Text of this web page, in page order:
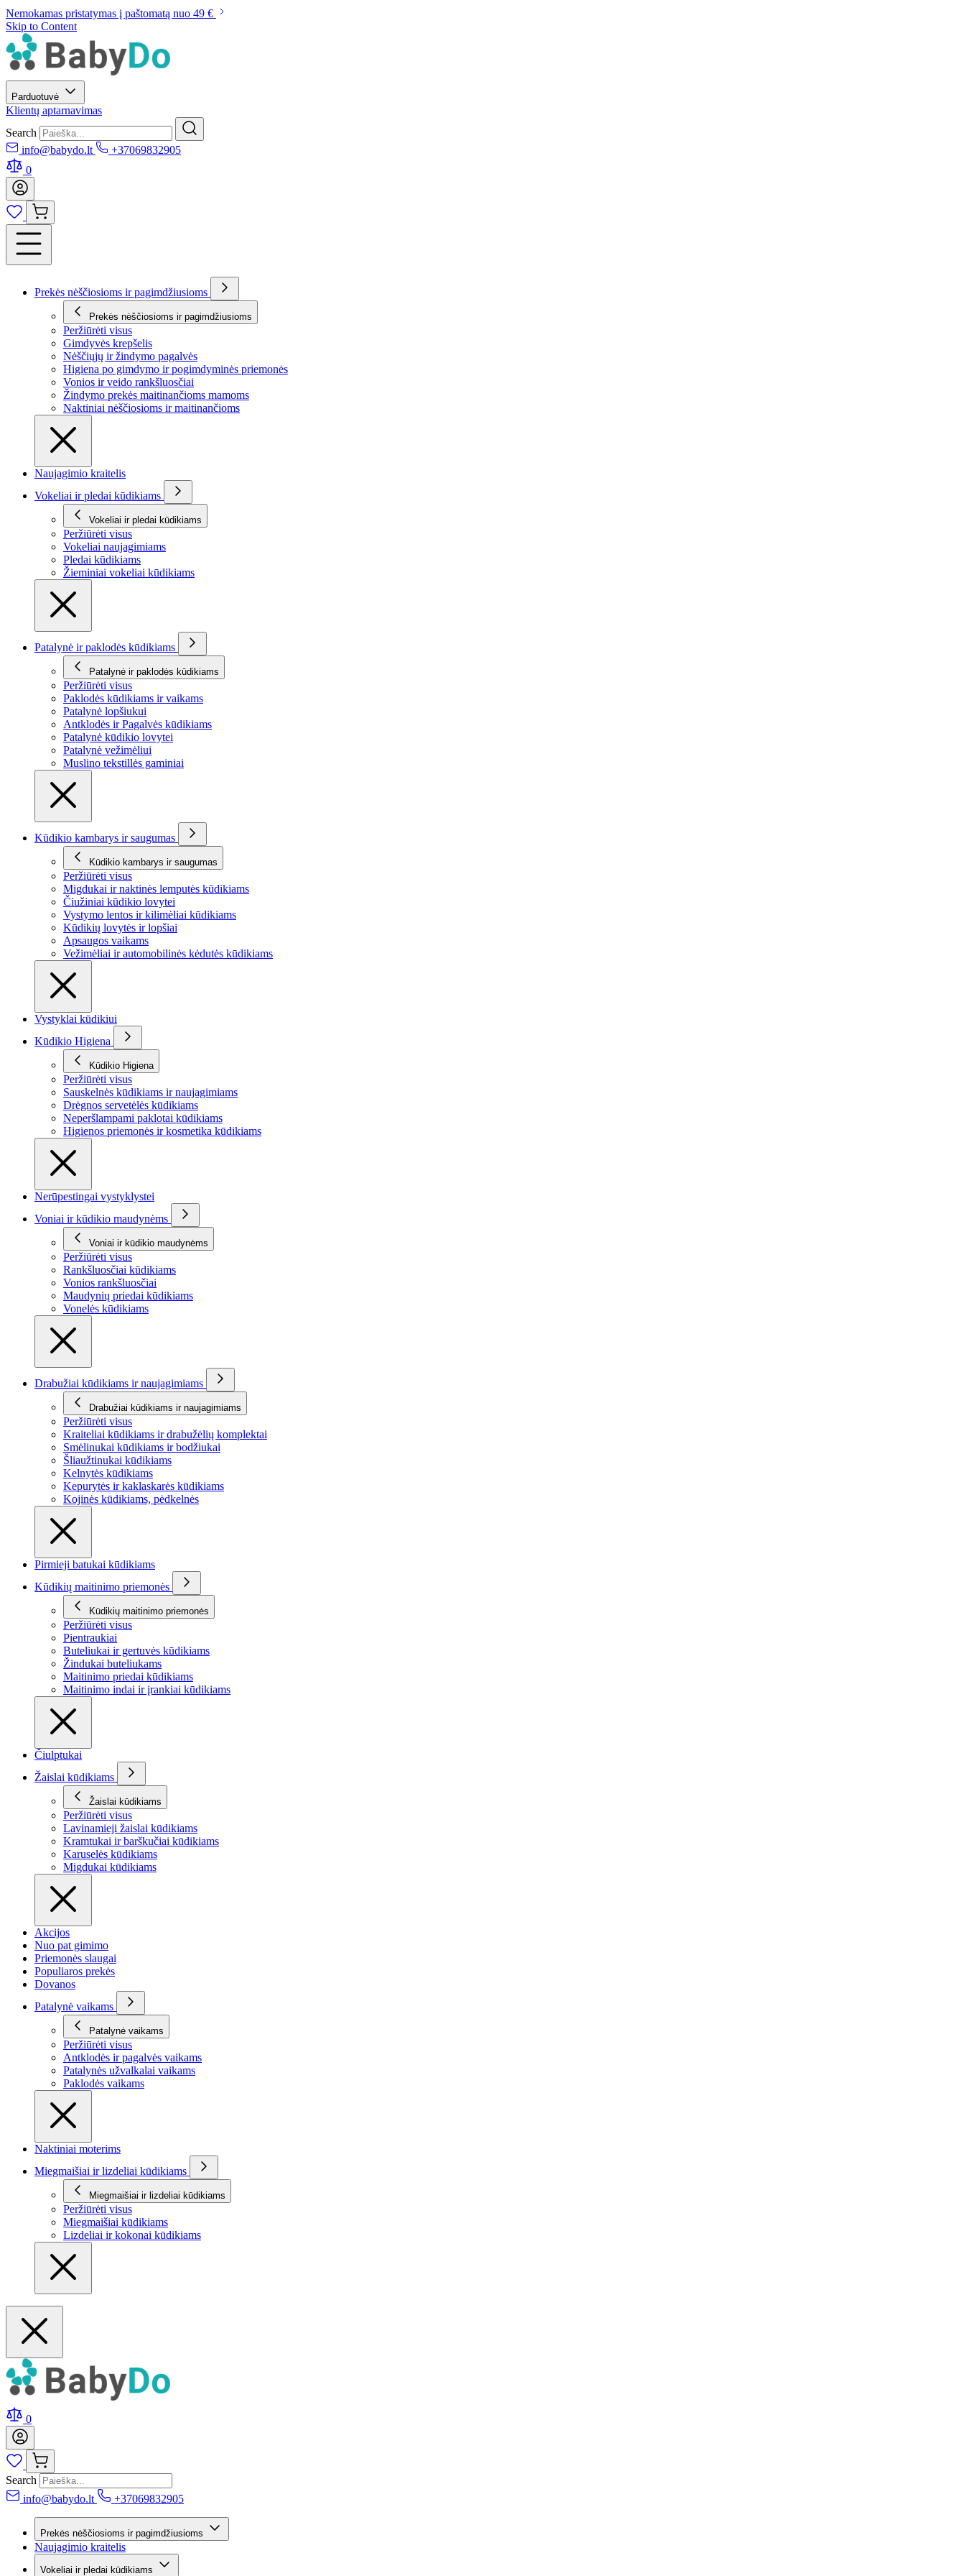
Nemokamas pristatymas į paštomatą nuo 49 €
Skip to Content
Parduotuvė
Klientų aptarnavimas
Search
info@babydo.lt
+37069832905
0
Prekės nėščiosioms ir pagimdžiusioms
Prekės nėščiosioms ir pagimdžiusioms
Peržiūrėti visus
Gimdyvės krepšelis
Nėščiųjų ir žindymo pagalvės
Higiena po gimdymo ir pogimdyminės priemonės
Vonios ir veido rankšluosčiai
Žindymo prekės maitinančioms mamoms
Naktiniai nėščiosioms ir maitinančioms
Naujagimio kraitelis
Vokeliai ir pledai kūdikiams
Vokeliai ir pledai kūdikiams
Peržiūrėti visus
Vokeliai naujagimiams
Pledai kūdikiams
Žieminiai vokeliai kūdikiams
Patalynė ir paklodės kūdikiams
Patalynė ir paklodės kūdikiams
Peržiūrėti visus
Paklodės kūdikiams ir vaikams
Patalynė lopšiukui
Antklodės ir Pagalvės kūdikiams
Patalynė kūdikio lovytei
Patalynė vežimėliui
Muslino tekstillės gaminiai
Kūdikio kambarys ir saugumas
Kūdikio kambarys ir saugumas
Peržiūrėti visus
Migdukai ir naktinės lemputės kūdikiams
Čiužiniai kūdikio lovytei
Vystymo lentos ir kilimėliai kūdikiams
Kūdikių lovytės ir lopšiai
Apsaugos vaikams
Vežimėliai ir automobilinės kėdutės kūdikiams
Vystyklai kūdikiui
Kūdikio Higiena
Kūdikio Higiena
Peržiūrėti visus
Sauskelnės kūdikiams ir naujagimiams
Drėgnos servetėlės kūdikiams
Neperšlampami paklotai kūdikiams
Higienos priemonės ir kosmetika kūdikiams
Nerūpestingai vystyklystei
Voniai ir kūdikio maudynėms
Voniai ir kūdikio maudynėms
Peržiūrėti visus
Rankšluosčiai kūdikiams
Vonios rankšluosčiai
Maudynių priedai kūdikiams
Vonelės kūdikiams
Drabužiai kūdikiams ir naujagimiams
Drabužiai kūdikiams ir naujagimiams
Peržiūrėti visus
Kraiteliai kūdikiams ir drabužėlių komplektai
Smėlinukai kūdikiams ir bodžiukai
Šliaužtinukai kūdikiams
Kelnytės kūdikiams
Kepurytės ir kaklaskarės kūdikiams
Kojinės kūdikiams, pėdkelnės
Pirmieji batukai kūdikiams
Kūdikių maitinimo priemonės
Kūdikių maitinimo priemonės
Peržiūrėti visus
Pientraukiai
Buteliukai ir gertuvės kūdikiams
Žindukai buteliukams
Maitinimo priedai kūdikiams
Maitinimo indai ir įrankiai kūdikiams
Čiulptukai
Žaislai kūdikiams
Žaislai kūdikiams
Peržiūrėti visus
Lavinamieji žaislai kūdikiams
Kramtukai ir barškučiai kūdikiams
Karuselės kūdikiams
Migdukai kūdikiams
Akcijos
Nuo pat gimimo
Priemonės slaugai
Populiaros prekės
Dovanos
Patalynė vaikams
Patalynė vaikams
Peržiūrėti visus
Antklodės ir pagalvės vaikams
Patalynės užvalkalai vaikams
Paklodės vaikams
Naktiniai moterims
Miegmaišiai ir lizdeliai kūdikiams
Miegmaišiai ir lizdeliai kūdikiams
Peržiūrėti visus
Miegmaišiai kūdikiams
Lizdeliai ir kokonai kūdikiams
0
Search
info@babydo.lt
+37069832905
Prekės nėščiosioms ir pagimdžiusioms
Naujagimio kraitelis
Vokeliai ir pledai kūdikiams